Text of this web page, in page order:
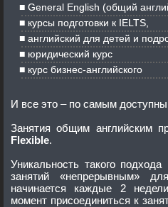
General English
курсы подготовки к IELTS,
английский для детей и
юридический курс
курс бизнес-английского
И все это – по самым
Занятия общим английским
Flexible.
Уникальность такого подхода позволяет сделать процесс
занятий «непрерывным» для
начинается каждые 2
момент присоединиться к занятиям или поменять группу. У